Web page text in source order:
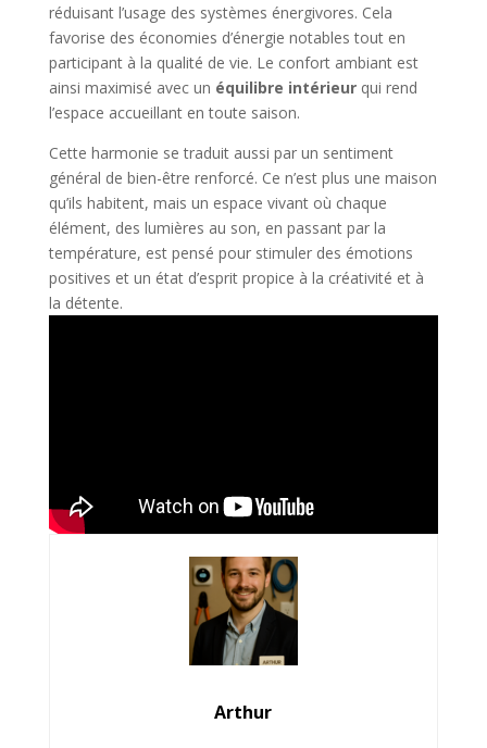
réduisant l’usage des systèmes énergivores. Cela
favorise des économies d’énergie notables tout en
participant à la qualité de vie. Le confort ambiant est
ainsi maximisé avec un équilibre intérieurqui rend
l’espace accueillant en toute saison.
Cette harmonie se traduit aussi par un sentiment
général de bien-être renforcé. Ce n’est plus une maison
qu’ils habitent, mais un espace vivant où chaque
élément, des lumières au son, en passant par la
température, est pensé pour stimuler des émotions
positives et un état d’esprit propice à la créativité et à
la détente.
Arthur